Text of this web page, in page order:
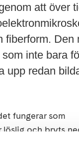
att över
fiberform. Den
inte bara
upp redan
fungerar som
löslig och bryts
med andra
olösliga och